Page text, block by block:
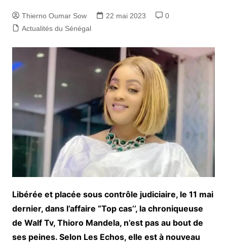
Thierno Oumar Sow 22 mai 2023
0
Actualités du Sénégal
Libérée et placée sous contrôle judiciaire, le 11 mai
dernier, dans l’affaire “Top cas’’, la chroniqueuse
de Walf Tv, Thioro Mandela, n’est pas au bout de
ses peines. Selon Les Echos, elle est à nouveau